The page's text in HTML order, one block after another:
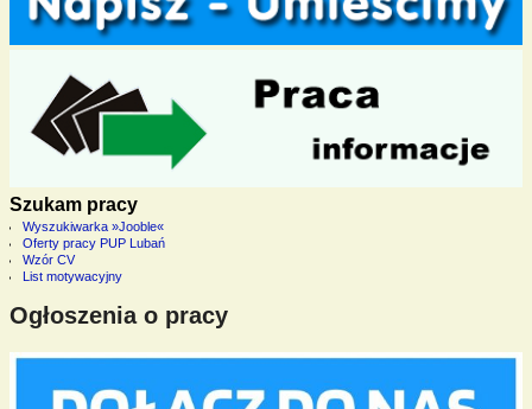
Szukam pracy
Wyszukiwarka »Jooble«
Oferty pracy PUP Lubań
Wzór CV
List motywacyjny
Ogłoszenia o pracy